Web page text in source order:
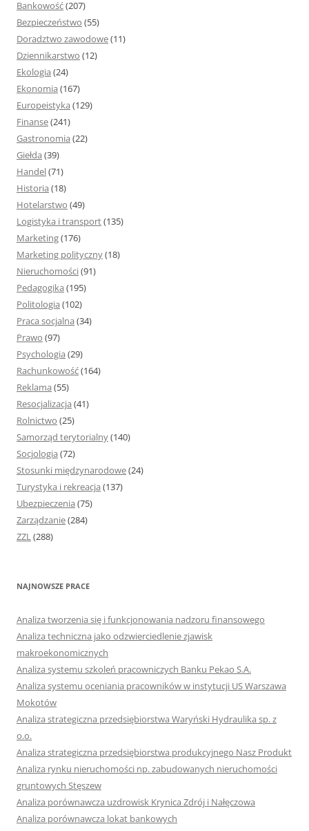
Bankowość(207)
Bezpieczeństwo (55)
Doradztwo zawodowe(11)
Dziennikarstwo (12)
Ekologia (24)
Ekonomia (167)
Europeistyka (129)
Finanse(241)
Gastronomia (22)
Giełda (39)
Handel(71)
Historia (18)
Hotelarstwo (49)
Logistyka i transport(135)
Marketing(176)
Marketing polityczny(18)
Nieruchomości(91)
Pedagogika (195)
Politologia (102)
Praca socjalna (34)
Prawo (97)
Psychologia (29)
Rachunkowość(164)
Reklama (55)
Resocjalizacja (41)
Rolnictwo (25)
Samorząd terytorialny(140)
Socjologia (72)
Stosunki międzynarodowe(24)
Turystyka i rekreacja (137)
Ubezpieczenia (75)
Zarządzanie(284)
ZZL(288)
NAJNOWSZE PRACE
Analiza tworzenia się i funkcjonowania nadzoru finansowego
Analiza techniczna jako odzwierciedlenie zjawisk
makroekonomicznych
Analiza systemu szkoleń pracowniczych Banku Pekao S.A.
Analiza systemu oceniania pracowników w instytucji US Warszawa
Mokotów
Analiza strategiczna przedsiębiorstwa Waryński Hydraulika sp. z
o.o.
Analiza strategiczna przedsiębiorstwa produkcyjnego Nasz Produkt
Analiza rynku nieruchomości np. zabudowanych nieruchomości
gruntowych Stęszew
Analiza porównawcza uzdrowisk Krynica Zdrój i Nałęczowa
Analiza porównawcza lokat bankowych